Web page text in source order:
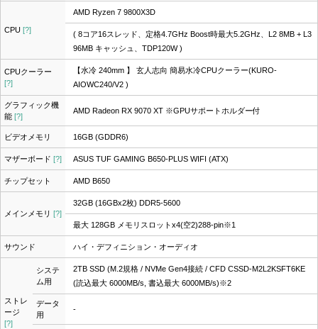
CPU [?]
AMD Ryzen 7 9800X3D
( 8コア16スレッド、定格4.7GHz Boost時最大5.2GHz、L2 8MB + L3
96MB キャッシュ、TDP120W )
CPUクーラー
[?]
【水冷 240mm 】 玄人志向 簡易水冷CPUクーラー(KURO-
AIOWC240/V2 )
グラフィック機
能 [?]
AMD Radeon RX 9070 XT ※GPUサポートホルダー付
ビデオメモリ 16GB (GDDR6)
マザーボード [?] ASUS TUF GAMING B650-PLUS WIFI (ATX)
チップセット AMD B650
メインメモリ [?]
32GB (16GBx2枚) DDR5-5600
最大 128GB メモリスロットx4(空2)288-pin※1
サウンド ハイ・デフィニション・オーディオ
ストレ
ージ
[?]
システ
ム用
2TB SSD (M.2規格 / NVMe Gen4接続 / CFD CSSD-M2L2KSFT6KE
(読込最大 6000MB/s, 書込最大 6000MB/s)※2
データ
用
-